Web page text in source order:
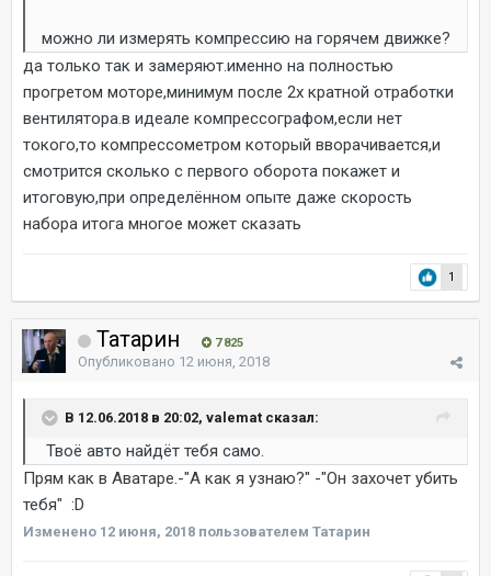
можно ли измерять компрессию на горячем движке?
да только так и замеряют.именно на полностью
прогретом моторе,минимум после 2х кратной отработки
вентилятора.в идеале компрессографом,если нет
токого,то компрессометром который вворачивается,и
смотрится сколько с первого оборота покажет и
итоговую,при определённом опыте даже скорость
набора итога многое может сказать
1
Татарин 7 825
Опубликовано 12 июня, 2018
В 12.06.2018 в 20:02, valemat сказал:
Твоё авто найдёт тебя само.
Прям как в Аватаре.-"А как я узнаю?" -"Он захочет убить
тебя" :D
Изменено 12 июня, 2018 пользователем Татарин